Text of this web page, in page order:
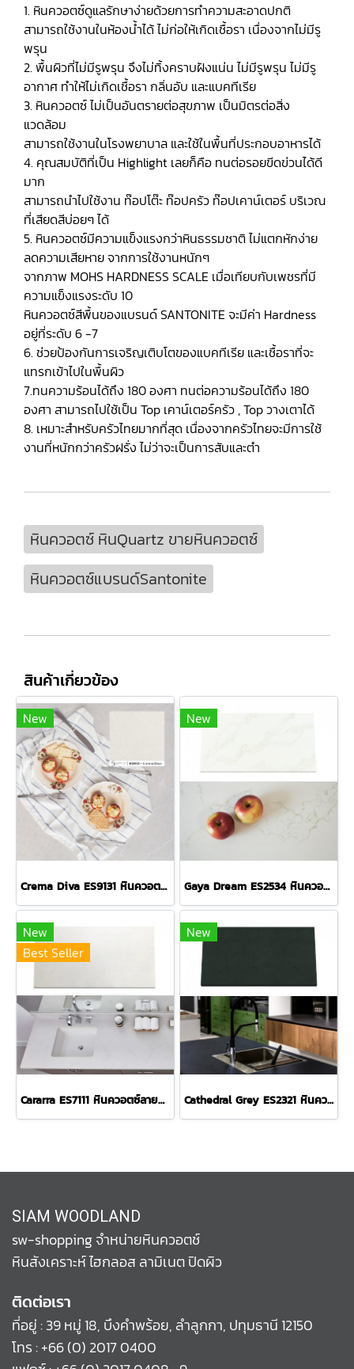
1. หินควอตซ์ดูแลรักษาง่ายด้วยการทำความสะอาดปกติ
สามารถใช้งานในห้องน้ำได้ ไม่ก่อให้เกิดเชื้อรา เนื่องจากไม่มีรู
พรุน
2. พื้นผิวที่ไม่มีรูพรุน จึงไม่ทิ้งคราบฝังแน่น ไม่มีรูพรุน ไม่มีรู
อากาศ ทำให้ไม่เกิดเชื้อรา กลิ่นอับ และแบคทีเรีย
3. หินควอตซ์ ไม่เป็นอันตรายต่อสุขภาพ เป็นมิตรต่อสิ่ง
แวดล้อม
สามารถใช้งานในโรงพยาบาล และใช้ในพื้นที่ประกอบอาหารได้
4. คุณสมบัติที่เป็น Highlight เลยก็คือ ทนต่อรอยขีดข่วนได้ดี
มาก
สามารถนำไปใช้งาน ท๊อปโต๊ะ ท๊อปครัว ท๊อปเคาน์เตอร์ บริเวณ
ที่เสียดสีบ่อยๆ ได้
5. หินควอตซ์มีความแข็งแรงกว่าหินธรรมชาติ ไม่แตกหักง่าย
ลดความเสียหาย จากการใช้งานหนักๆ
จากภาพ MOHS HARDNESS SCALE เมื่อเทียบกับเพชรที่มี
ความแข็งแรงระดับ 10
หินควอตซ์สีพื้นของแบรนด์ SANTONITE จะมีค่า Hardness
อยู่ที่ระดับ 6 -7
6. ช่วยป้องกันการเจริญเติบโตของแบคทีเรีย และเชื้อราที่จะ
แทรกเข้าไปในพื้นผิว
7.ทนความร้อนได้ถึง 180 องศา ทนต่อความร้อนได้ถึง 180
องศา สามารถไปใช้เป็น Top เคาน์เตอร์ครัว , Top วางเตาได้
8. เหมาะสำหรับครัวไทยมากที่สุด เนื่องจากครัวไทยจะมีการใช้
งานที่หนักกว่าครัวฝรั่ง ไม่ว่าจะเป็นการสับและตำ
หินควอตซ์ หินQuartz ขายหินควอตซ์
หินควอตซ์แบรนด์Santonite
สินค้าเกี่ยวข้อง
New
Crema Diva ES9131 หินควอตซ์ลายหินอ่อนสีครีม
New
Gaya Dream ES2534 หินควอตซ์ลายหินอ่อนสีขาว
New
Best Seller
Cararra ES7111 หินควอตซ์ลายหินอ่อนสีขาว
New
Cathedral Grey ES2321 หินควอตซ์ลายหินอ่อนสีดำ
SIAM WOODLAND
sw-shopping จำหน่ายหินควอตช์
หินสังเคราะห์ ไฮกลอส ลามิเนต ปิดผิว
ติดต่อเรา
ที่อยู่ : 39 หมู่ 18, บึงคำพร้อย, ลำลูกกา, ปทุมธานี 12150
โทร :+66 (0) 2017 0400